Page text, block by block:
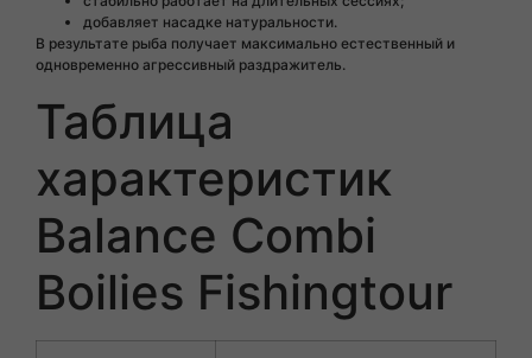
добавляет насадке натуральности.
В результате рыба получает максимально естественный и
одновременно агрессивный раздражитель.
Таблица
характеристик
Balance Combi
Boilies Fishingtour